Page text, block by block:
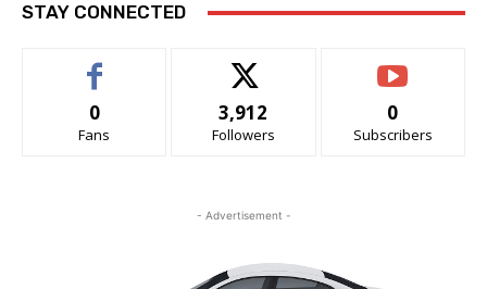
STAY CONNECTED
0
Fans
3,912
Followers
0
Subscribers
- Advertisement -